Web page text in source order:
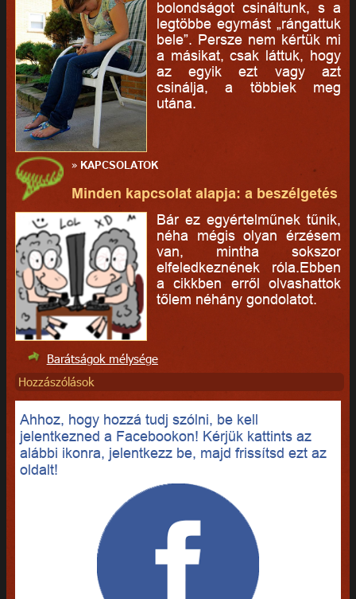
bolondságot csináltunk, s a
legtöbbe egymást „rángattuk
bele”. Persze nem kértük mi
a másikat, csak láttuk, hogy
az egyik ezt vagy azt
csinálja, a többiek meg
utána.
» KAPCSOLATOK
Minden kapcsolat alapja: a beszélgetés
Bár ez egyértelműnek tűnik,
néha mégis olyan érzésem
van, mintha sokszor
elfeledkeznének róla.Ebben
a cikkben erről olvashattok
tőlem néhány gondolatot.
Barátságok mélysége
Hozzászólások
Ahhoz, hogy hozzá tudj szólni, be kell
jelentkezned a Facebookon! Kérjük kattints az
alábbi ikonra, jelentkezz be, majd frissítsd ezt az
oldalt!